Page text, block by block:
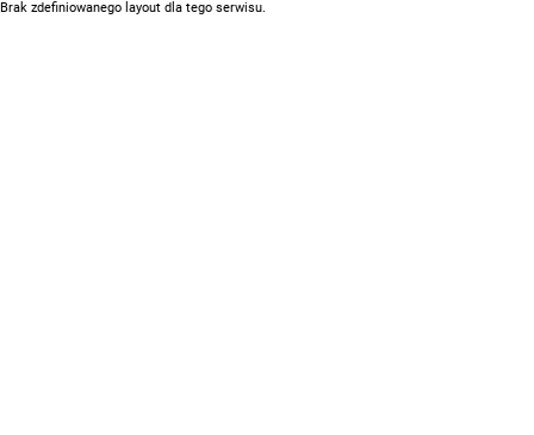
Brak zdefiniowanego layout dla tego serwisu.